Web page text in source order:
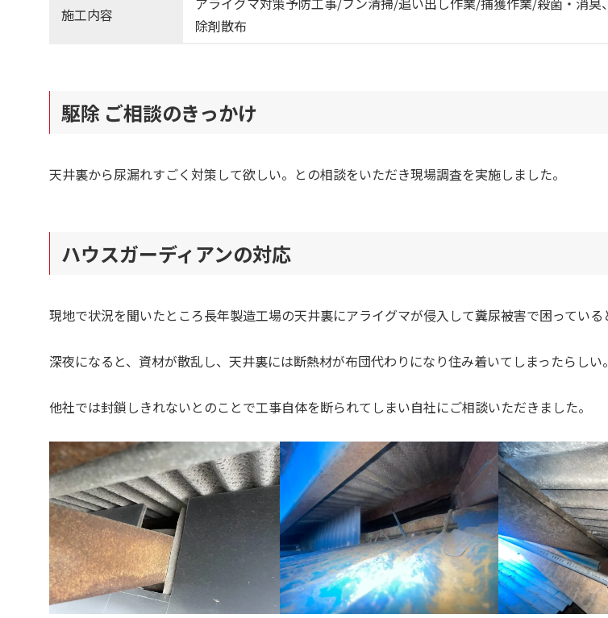
施工内容
除剤散布
駆除 ご相談のきっかけ
天井裏から尿漏れすごく対策して欲しい。との相談をいただき現場調査を実施しました。
ハウスガーディアンの対応
現地で状況を聞いたところ長年製造工場の天井裏にアライグマが侵入して糞尿被害で困っている
深夜になると、資材が散乱し、天井裏には断熱材が布団代わりになり住み着いてしまったらしい。
他社では封鎖しきれないとのことで工事自体を断られてしまい自社にご相談いただきました。